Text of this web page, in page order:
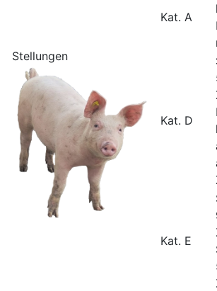
Stellungen
Kat. A
Kat. D
Kat. E